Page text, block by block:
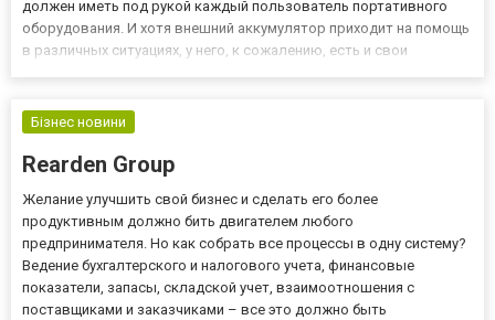
должен иметь под рукой каждый пользователь портативного
оборудования. И хотя внешний аккумулятор приходит на помощь
в различных ситуациях, у него, к сожалению, есть и свои
также...
Бізнес новини
Rearden Group
Желание улучшить свой бизнес и сделать его более
продуктивным должно бить двигателем любого
предпринимателя. Но как собрать все процессы в одну систему?
Ведение бухгалтерского и налогового учета, финансовые
показатели, запасы, складской учет, взаимоотношения с
поставщиками и заказчиками – все это должно быть